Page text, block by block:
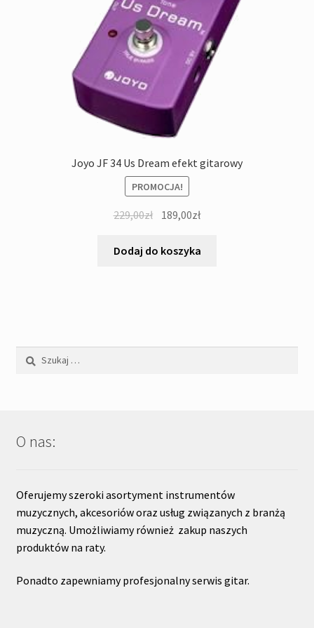
Joyo JF 34 Us Dream efekt gitarowy
PROMOCJA!
229,00zł Pierwotna
wynosiła:
189,00złAktualna
wynosi:
Dodaj do koszyka
O nas:
Oferujemy szeroki asortyment instrumentów
muzycznych, akcesoriów oraz usług związanych z branżą
muzyczną. Umożliwiamy również zakup naszych
produktów na raty.
Ponadto zapewniamy profesjonalny serwis gitar.